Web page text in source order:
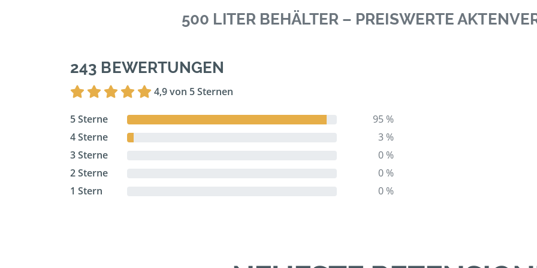
500 LITER BEHÄLTER – PREISWERTE
243 BEWERTUNGEN
4,9 von 5 Sternen
5 Sterne
95 %
4 Sterne
3 %
3 Sterne
0 %
2 Sterne
0 %
1 Stern
0 %